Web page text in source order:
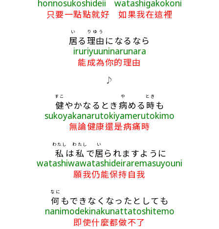
honnosukoshideii watashigakokoni
只要一點點就好 如果我在這裡
居
い
る理由
りゆう
になるなら
iruriyuuninarunara
能成為你的理由
♪
健
すこ
やかなるとき病
や
める 時
とき
も
sukoyakanarutokiyamerutokimo
無論健康還是病痛時
私
わたし
は私
わたし
で居
い
られますように
watashiwawatashideiraremasuyouni
願我仍能保持自我
何
なに
もできなくなったとしても
nanimodekinakunattatoshitemo
即使什麼都做不了